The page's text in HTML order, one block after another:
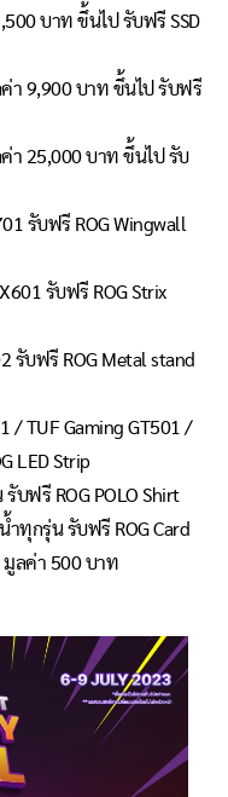
บาท ขึ้นไป รับฟรี SSD
า 9,900 บาท ขึ้นไป รับฟรี
า 25,000 บาท ขึ้นไป รับ
รับฟรี ROG Wingwall
รับฟรี ROG Strix
รับฟรี ROG Metal stand
/ TUF Gaming GT501 /
LED Strip
บฟรี ROG POLO Shirt
ทุกรุ่น รับฟรี ROG Card
มูลค่า 500 บาท